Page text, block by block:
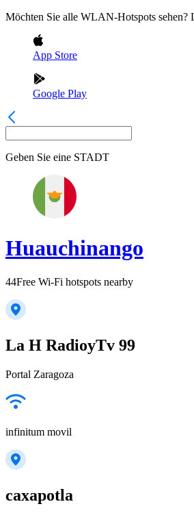
Möchten Sie alle WLAN-Hotspots
App Store
Google Play
Geben Sie eine STADT
Huauchinango
44Free Wi-Fi hotspots nearby
La H RadioyTv 99
Portal Zaragoza
infinitum movil
caxapotla